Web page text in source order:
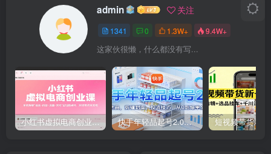
admin 关注
1341 0 1.3W+ 9.4W+
这家伙很懒，什么都没有写...
小红书虚拟电商创业课，系统拆解选品-内容-流量-变现，实现零成本变现 快手年轻品起号2.0：养号选品，剪辑封面，投流技巧，从0到爆单全流程